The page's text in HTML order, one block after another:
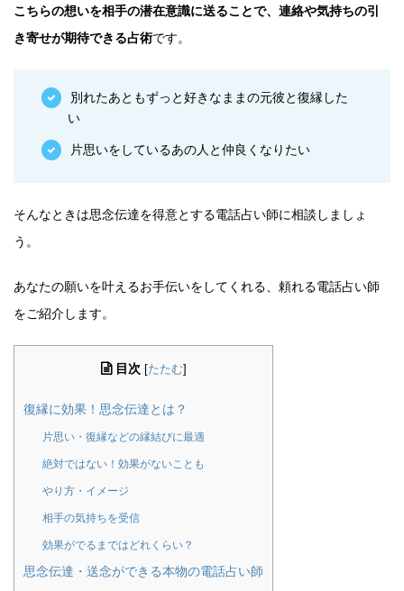
こちらの想いを相手の潜在意識に送ることで、連絡や気持ちの引
き寄せが期待できる占術です。
別れたあともずっと好きなままの元彼と復縁した
い
片思いをしているあの人と仲良くなりたい
そんなときは思念伝達を得意とする電話占い師に相談しましょ
う。
あなたの願いを叶えるお手伝いをしてくれる、頼れる電話占い師
をご紹介します。
目次 [たたむ]
復縁に効果！思念伝達とは？
片思い・復縁などの縁結びに最適
絶対ではない！効果がないことも
やり方・イメージ
相手の気持ちを受信
効果がでるまではどれくらい？
思念伝達・送念ができる本物の電話占い師